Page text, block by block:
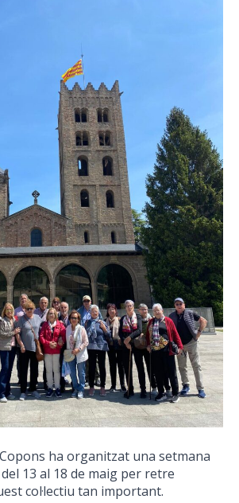
ha organitzat una setmana
13 al 18 de maig per retre
col·lectiu tan important.